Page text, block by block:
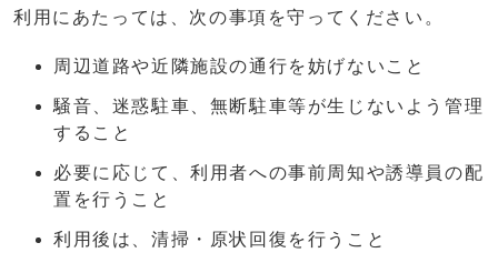
利用にあたっては、次の事項を守ってください。
周辺道路や近隣施設の通行を妨げないこと
騒音、迷惑駐車、無断駐車等が生じないよう管理
すること
必要に応じて、利用者への事前周知や誘導員の配
置を行うこと
利用後は、清掃・原状回復を行うこと